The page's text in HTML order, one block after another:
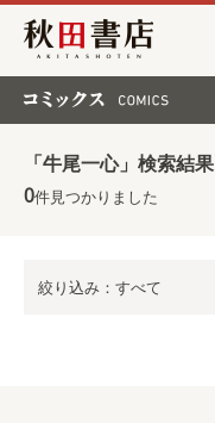
秋田書店
「牛尾一心」検索結果
0件見つかりました
絞り込み：すべて